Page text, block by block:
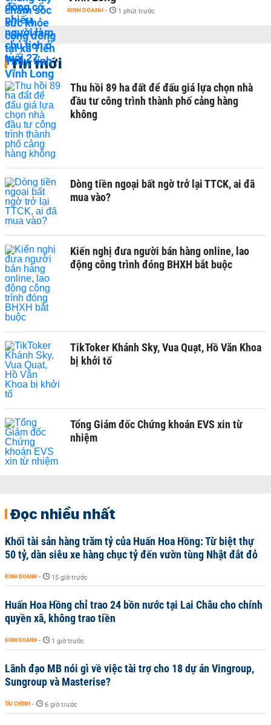
KINH DOANH - 1 phút trước
Tin mới
Thu hồi 89 ha đất để đấu giá lựa chọn nhà
đầu tư công trình thành phố cảng hàng
không
Dòng tiền ngoại bất ngờ trở lại TTCK, ai đã
mua vào?
Kiến nghị đưa người bán hàng online, lao
động công trình đóng BHXH bắt buộc
TikToker Khánh Sky, Vua Quạt, Hồ Văn Khoa
bị khởi tố
Tổng Giám đốc Chứng khoán EVS xin từ
nhiệm
Đọc nhiều nhất
Khối tài sản hàng trăm tỷ của Huấn Hoa Hồng: Từ biệt thự
50 tỷ, dàn siêu xe hàng chục tỷ đến vườn tùng Nhật đắt đỏ
KINH DOANH - 15 giờ trước
Huấn Hoa Hồng chỉ trao 24 bồn nước tại Lai Châu cho chính
quyền xã, không trao tiền
KINH DOANH - 1 giờ trước
Lãnh đạo MB nói gì về việc tài trợ cho 18 dự án Vingroup,
Sungroup và Masterise?
TÀI CHÍNH - 6 giờ trước